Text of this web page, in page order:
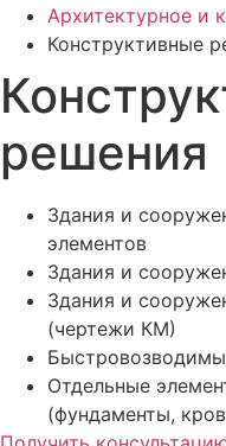
Архитектурное и
Конструктивные
решения
Здания и
элементов
Здания и
Здания и
(чертежи КМ)
Отдельные
(фундаменты,